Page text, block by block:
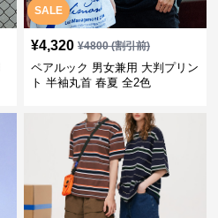
SALE
¥4,320 ¥4800(割引前)
ペアルック 男女兼用 大判プリン
ト 半袖丸首 春夏 全2色